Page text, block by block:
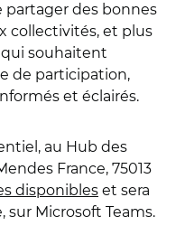
des bonnes
collectivités, et plus
qui souhaitent
de participation,
et éclairés.
au Hub des
France, 75013
disponibles et sera
Microsoft Teams.